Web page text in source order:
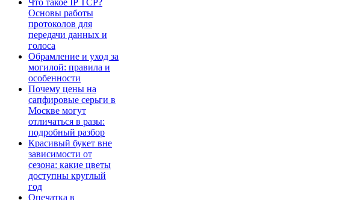
Что такое IP TCP?
Основы работы
протоколов для
передачи данных и
голоса
Обрамление и уход за
могилой: правила и
особенности
Почему цены на
сапфировые серьги в
Москве могут
отличаться в разы:
подробный разбор
Красивый букет вне
зависимости от
сезона: какие цветы
доступны круглый
год
Опечатка в